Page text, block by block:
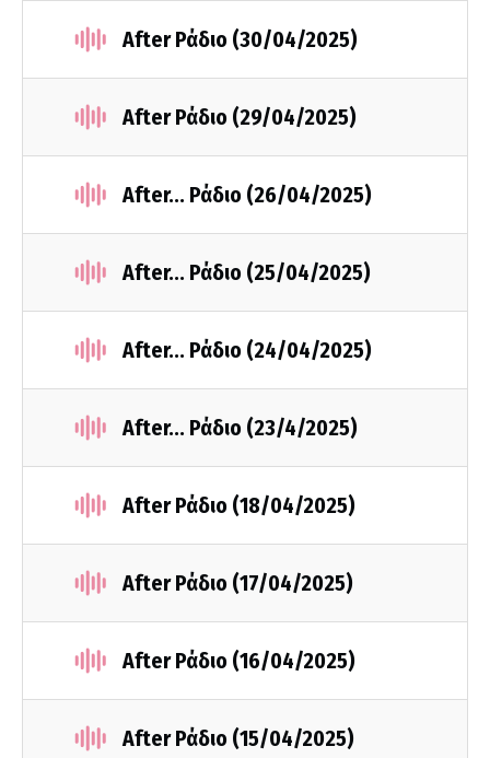
After Ράδιο (30/04/2025)
After Ράδιο (29/04/2025)
After... Ράδιο (26/04/2025)
After... Ράδιο (25/04/2025)
After... Ράδιο (24/04/2025)
After... Ράδιο (23/4/2025)
After Ράδιο (18/04/2025)
After Ράδιο (17/04/2025)
After Ράδιο (16/04/2025)
After Ράδιο (15/04/2025)